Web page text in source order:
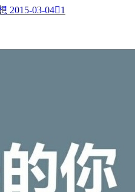
2015-03-041